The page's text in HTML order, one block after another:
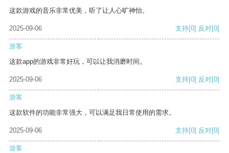
这款游戏的音乐非常优美，听了让人心旷神怡。
2025-09-06 支持[0] 反对[0]
游客
这款app的游戏非常好玩，可以让我消磨时间。
2025-09-06 支持[0] 反对[0]
游客
这款软件的功能非常强大，可以满足我日常使用的需求。
2025-09-06 支持[0] 反对[0]
游客